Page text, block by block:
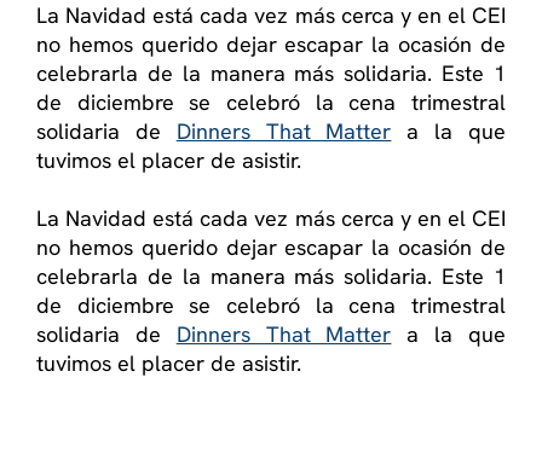
La Navidad está cada vez más cerca y en el CEI
no hemos querido dejar escapar la ocasión de
celebrarla de la manera más solidaria. Este 1
de diciembre se celebró la cena trimestral
solidaria de Dinners That Matter a la que
tuvimos el placer de asistir.
La Navidad está cada vez más cerca y en el CEI
no hemos querido dejar escapar la ocasión de
celebrarla de la manera más solidaria. Este 1
de diciembre se celebró la cena trimestral
solidaria de Dinners That Matter a la que
tuvimos el placer de asistir.